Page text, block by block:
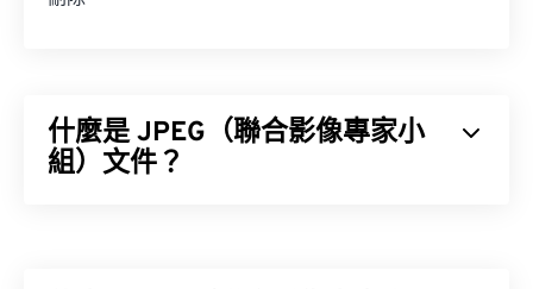
什麼是 JPEG（聯合影像專家小
組）文件？